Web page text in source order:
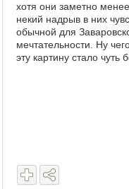
хотя они заметно
некий надрыв в них
обычной для
мечтательности. Ну
эту картину стало чуть